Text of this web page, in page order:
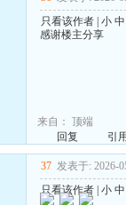
只看该作者 小 中
感谢楼主分享
来自： 顶端
回复
引用
37 发表于: 2026-
只看该作者 小 中